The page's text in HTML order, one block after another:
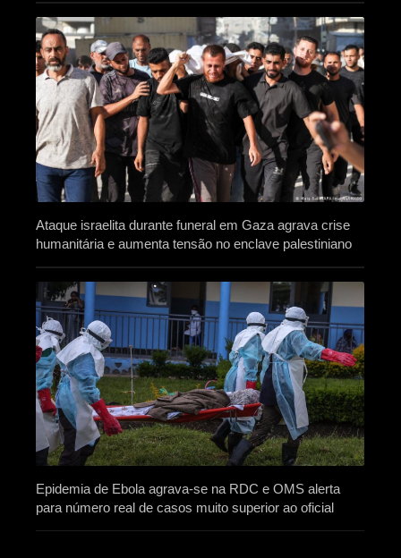
Ataque israelita durante funeral em Gaza agrava crise
humanitária e aumenta tensão no enclave palestiniano
Epidemia de Ebola agrava-se na RDC e OMS alerta
para número real de casos muito superior ao oficial